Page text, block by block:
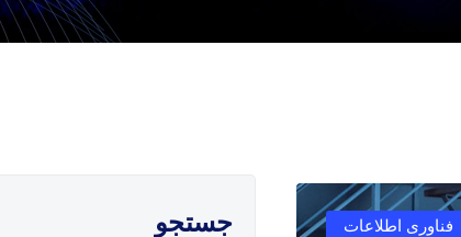
فناوری اطلاعات جستجو